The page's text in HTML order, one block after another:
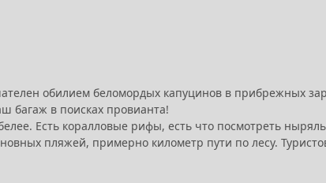
обилием беломордых капуцинов в прибрежных
багаж в поисках провианта!
Есть коралловые рифы, есть что посмотреть
пляжей, примерно километр пути по лесу.